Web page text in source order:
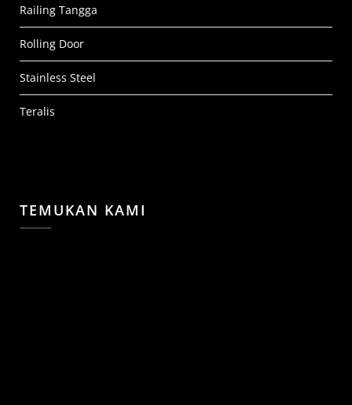
Railing Tangga
Rolling Door
Stainless Steel
Teralis
TEMUKAN KAMI